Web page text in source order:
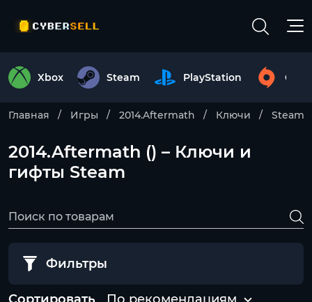
Xbox Steam PlayStation
Главная Игры 2014.Aftermath Ключи Steam
2014.Aftermath () – Ключи и
гифты Steam
Фильтры